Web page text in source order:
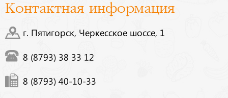
Контактная информация
г. Пятигорск, Черкесское шоссе, 1
8 (8793) 38 33 12
8 (8793) 40-10-33